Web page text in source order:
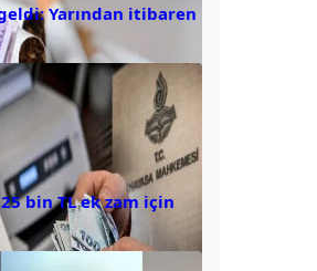
Yarından itibaren
bin TL ek zam için